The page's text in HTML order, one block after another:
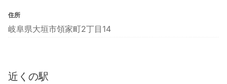
住所
岐阜県大垣市領家町2丁目14
近くの駅